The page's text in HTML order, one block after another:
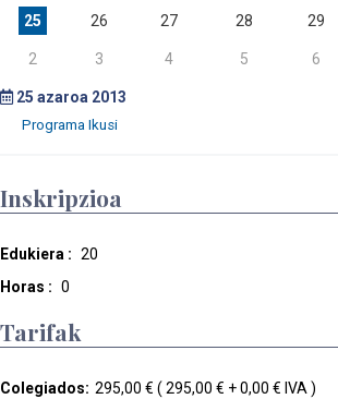
25 26 27 28 29
2 3 4 5 6
25 azaroa 2013
Inskripzioa
Edukiera : 20
Horas : 0
Tarifak
Colegiados: 295,00 € ( 295,00 € + 0,00 € IVA )